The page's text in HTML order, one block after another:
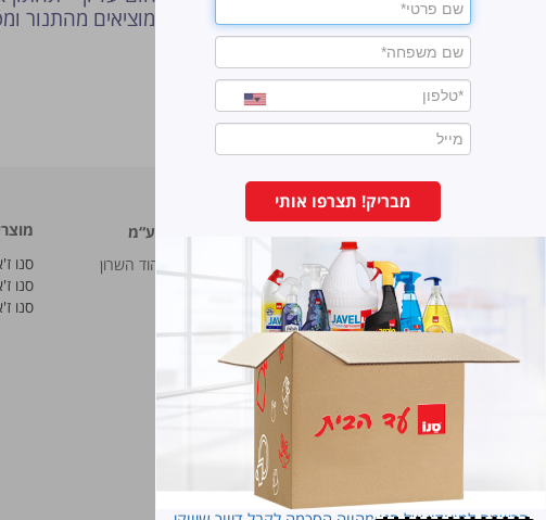
מוציאים מהתנור
סנו מפעלי ברונוס בע“מ
החרש 11 נוה נאמן, הוד השרון
טל:
פקס:
09-7473233
סנו
סנו
סנו
פתרון מנצח גם ללקוחות מוסדיים
מבריק! תצרפו אותי